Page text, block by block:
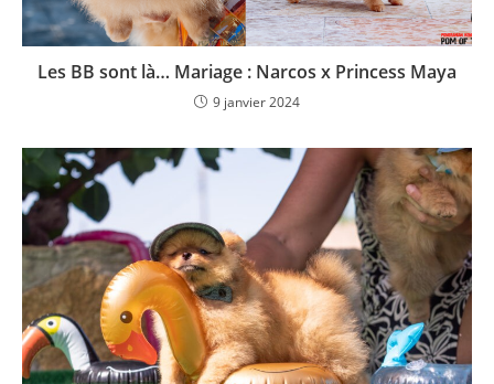
Les BB sont là… Mariage : Narcos x Princess Maya
9 janvier 2024